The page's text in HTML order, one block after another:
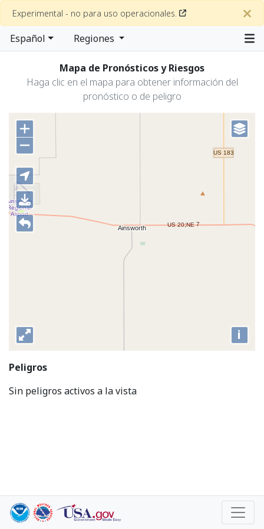
Experimental - no para uso operacionales.
Español Regiones
Mapa de Pronósticos y Riesgos
Haga clic en el mapa para obtener información del
pronóstico o de peligro
i
Peligros
Sin peligros activos a la vista